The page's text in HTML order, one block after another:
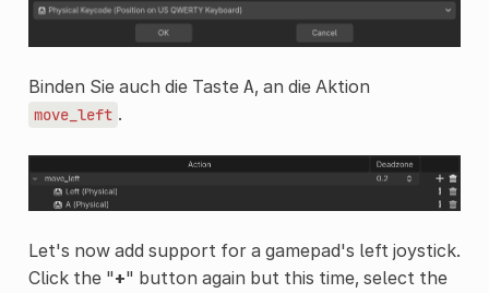
Binden Sie auch die Taste A, an die Aktion
move_left .
Let's now add support for a gamepad's left joystick.
Click the "+" button again but this time, select the